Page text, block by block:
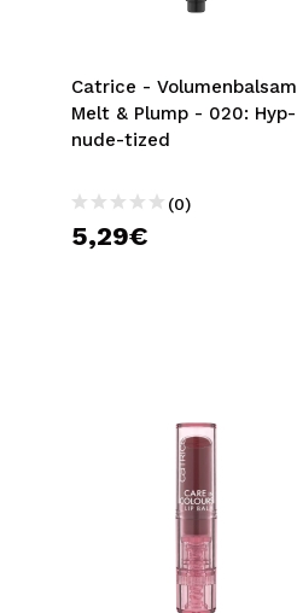
Catrice - Volumenbalsam
Melt & Plump - 020: Hyp-
nude-tized
(0)
5,29€